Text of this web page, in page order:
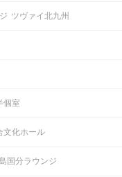
ツヴァイ北九州
個室
文化ホール
国分ラウンジ